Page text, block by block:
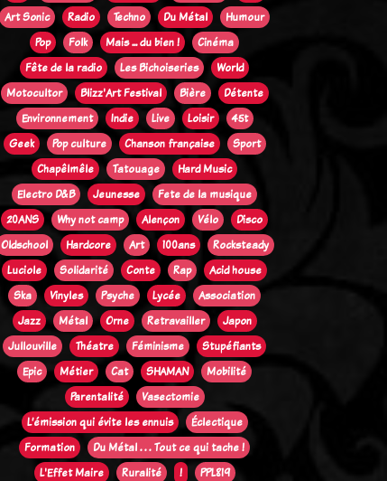
Art Sonic
Radio Techno Du Métal
Humour
Pop
Folk Mais ... du bien !
Cinéma
Fête de la radio
Les Bichoiseries
World
Motocultor
Blizz'Art Festival Bière
Détente
Environnement
Indie Live Loisir
45t
Geek
Pop culture Chanson française
Sport
Chapêlmêle
Tatouage
Hard Music
Electro D&B
Jeunesse
Fete de la musique
20ANS
Why not camp Alençon Vélo
Disco
Oldschool
Hardcore Art 100ans
Rocksteady
Luciole
Solidarité Conte Rap
Acid house
Ska
Vinyles Psyche Lycée
Association
Jazz
Métal Orne Retravailler
Japon
Jullouville
Théatre Féminisme
Stupéfiants
Epic
Métier Cat SHAMAN
Mobilité
Parentalité
Vasectomie
L’émission qui évite les ennuis
Éclectique
Formation
Du Métal . . . Tout ce qui tache !
L'Effet Maire
Ruralité !
PPL819